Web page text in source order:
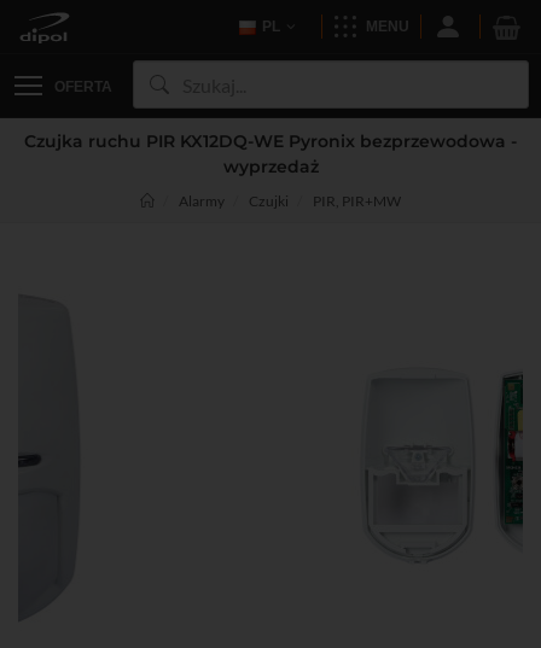
PL MENU
OFERTA
Czujka ruchu PIR KX12DQ-WE Pyronix bezprzewodowa -
wyprzedaż
Alarmy Czujki PIR, PIR+MW